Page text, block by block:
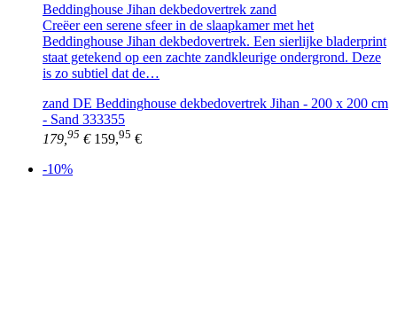
Beddinghouse Jihan dekbedovertrek zand
Creëer een serene sfeer in de slaapkamer met het
Beddinghouse Jihan dekbedovertrek. Een sierlijke bladerprint
staat getekend op een zachte zandkleurige ondergrond. Deze
is zo subtiel dat de…
zand DE Beddinghouse dekbedovertrek Jihan - 200 x 200 cm
- Sand 333355
179, 95 € 159,95 €
-10%